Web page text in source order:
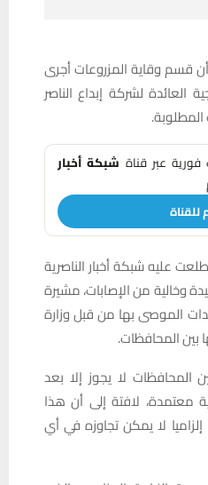
قسم وقاية المزروعات أجرى
لشركة إبداع الناصر
فورية عبر قناة شبكة أخبار
للقناة
عليه شبكة أخبار الناصرية
وخالية من الإصابات، مشيرة
الموصى بها من قبل وزارة
بين المحافظات.
المحافظات لا يجوز إلا بعد
معتمدة، لافتة إلى أن هذا
إلزاميا لا يمكن تجاوزه في أي